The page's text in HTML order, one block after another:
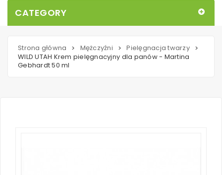
CATEGORY
Strona główna > Mężczyźni > Pielęgnacja twarzy >
WILD UTAH Krem pielęgnacyjny dla panów - Martina
Gebhardt 50 ml